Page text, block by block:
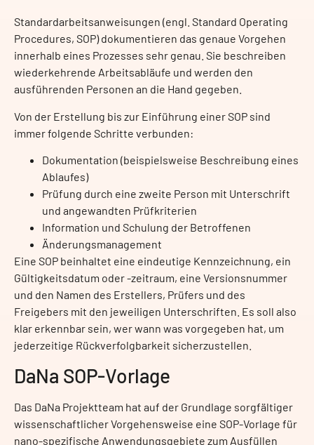
Standardarbeitsanweisungen (engl. Standard Operating
Procedures, SOP) dokumentieren das genaue Vorgehen
innerhalb eines Prozesses sehr genau. Sie beschreiben
wiederkehrende Arbeitsabläufe und werden den
ausführenden Personen an die Hand gegeben.
Von der Erstellung bis zur Einführung einer SOP sind
immer folgende Schritte verbunden:
Dokumentation (beispielsweise Beschreibung eines
Ablaufes)
Prüfung durch eine zweite Person mit Unterschrift
und angewandten Prüfkriterien
Information und Schulung der Betroffenen
Änderungsmanagement
Eine SOP beinhaltet eine eindeutige Kennzeichnung, ein
Gültigkeitsdatum oder -zeitraum, eine Versionsnummer
und den Namen des Erstellers, Prüfers und des
Freigebers mit den jeweiligen Unterschriften. Es soll also
klar erkennbar sein, wer wann was vorgegeben hat, um
jederzeitige Rückverfolgbarkeit sicherzustellen.
DaNa SOP-Vorlage
Das DaNa Projektteam hat auf der Grundlage sorgfältiger
wissenschaftlicher Vorgehensweise eine SOP-Vorlage für
nano-spezifische Anwendungsgebiete zum Ausfüllen